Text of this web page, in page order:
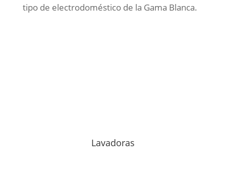
tipo de electrodoméstico de la Gama Blanca.
Lavadoras